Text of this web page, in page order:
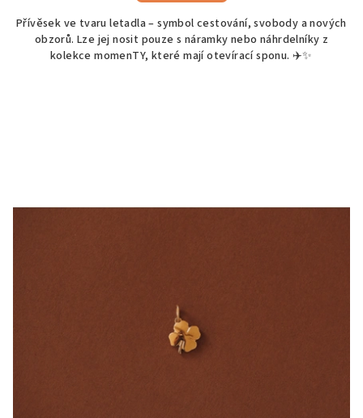
Přívěsek ve tvaru letadla – symbol cestování, svobody a nových
obzorů. Lze jej nosit pouze s náramky nebo náhrdelníky z
kolekce momenTY, které mají otevírací sponu. ✈️✨